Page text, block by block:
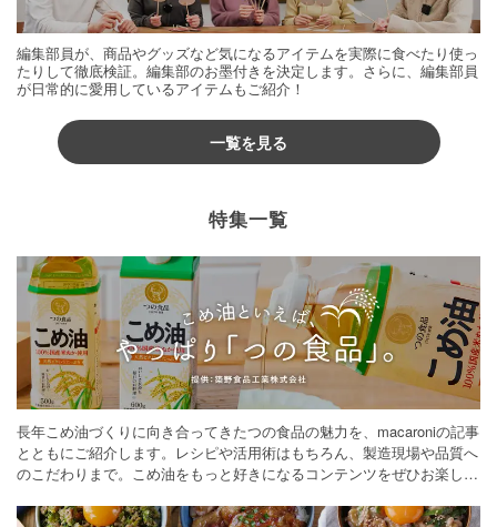
編集部員が、商品やグッズなど気になるアイテムを実際に食べたり使っ
たりして徹底検証。編集部のお墨付きを決定します。さらに、編集部員
が日常的に愛用しているアイテムもご紹介！
一覧を見る
特集一覧
長年こめ油づくりに向き合ってきたつの食品の魅力を、macaroniの記事
とともにご紹介します。レシピや活用術はもちろん、製造現場や品質へ
のこだわりまで。こめ油をもっと好きになるコンテンツをぜひお楽しみ